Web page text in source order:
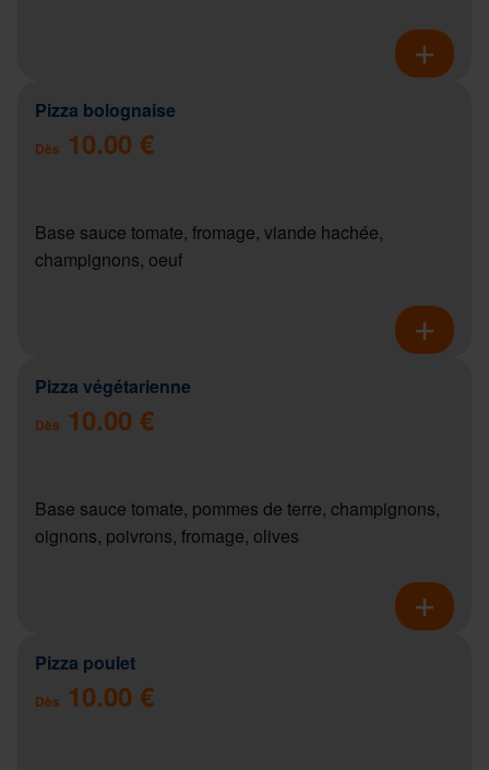
Pizza bolognaise
Dès 10.00 €
Base sauce tomate, fromage, viande hachée,
champignons, oeuf
Pizza végétarienne
Dès 10.00 €
Base sauce tomate, pommes de terre, champignons,
oignons, poivrons, fromage, olives
Pizza poulet
Dès 10.00 €